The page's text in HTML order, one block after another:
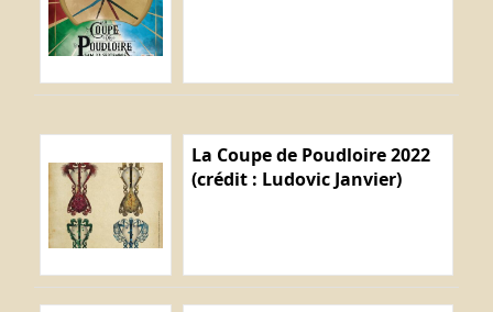
La Coupe de Poudloire 2022
(crédit : Ludovic Janvier)